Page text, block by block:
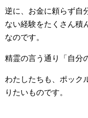
逆に、お金に頼らず自
ない経験をたくさん積
なのです。
精霊の言う通り「自分
わたしたちも、ポック
りたいものです。